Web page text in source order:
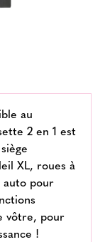
au
2 en 1 est
XL, roues à
auto pour
vôtre, pour
!